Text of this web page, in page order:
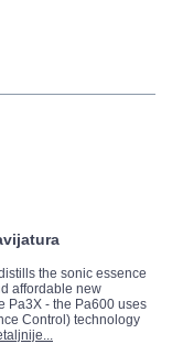
the sonic essence
affordable new
Pa3X - the Pa600 uses
Control) technology